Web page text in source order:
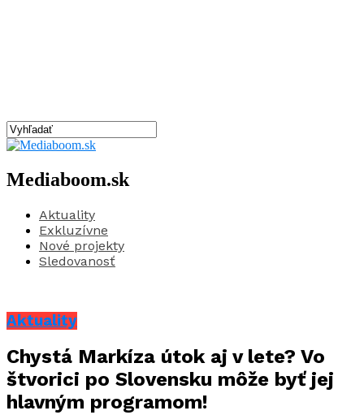
Mediaboom.sk
Aktuality
Exkluzívne
Nové projekty
Sledovanosť
Aktuality
Chystá Markíza útok aj v lete? Vo
štvorici po Slovensku môže byť jej
hlavným programom!